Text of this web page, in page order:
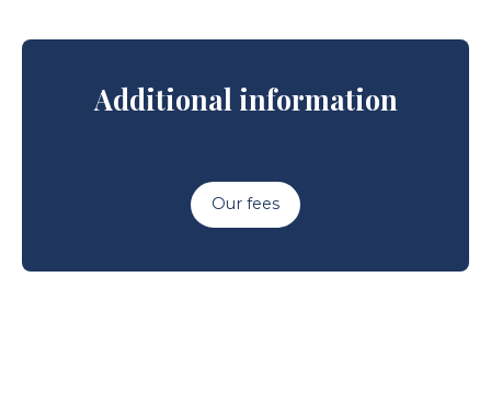
Additional information
Our fees